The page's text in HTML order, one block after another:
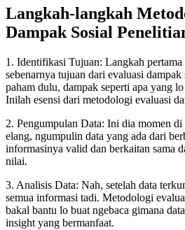
Langkah-langkah
Dampak Sosial
1. Identifikasi Tujuan: Langkah
sebenarnya tujuan dari evaluasi
paham dulu, dampak seperti apa yang
Inilah esensi dari metodologi evaluasi
2. Pengumpulan Data: Ini dia momen di
elang, ngumpulin data yang ada dari
informasinya valid dan berkaitan sama
nilai.
3. Analisis Data: Nah, setelah data
semua informasi tadi. Metodologi
bakal bantu lo buat ngebaca gimana
insight yang bermanfaat.